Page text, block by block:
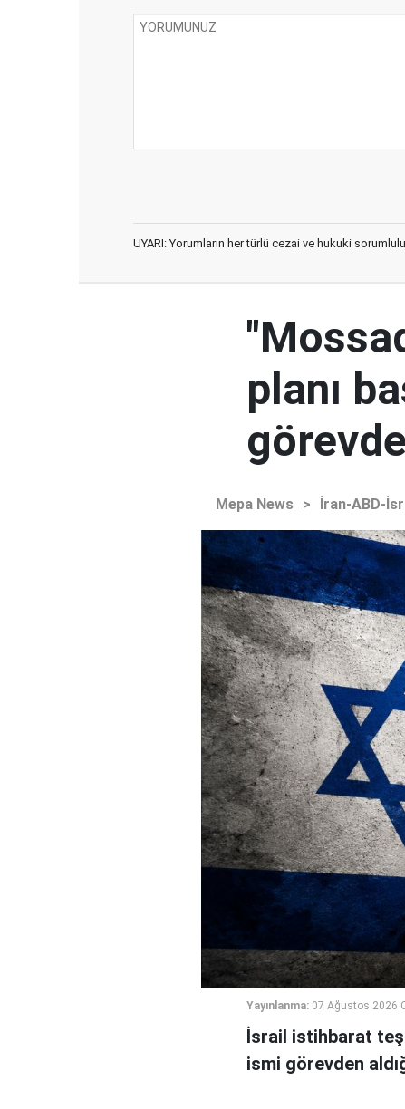
UYARI: Yorumların her türlü cezai ve hukuki
planı
Mepa News > İran-ABD-
Yayınlanma: 07 Ağustos 2026
İsrail istihbarat
ismi görevden